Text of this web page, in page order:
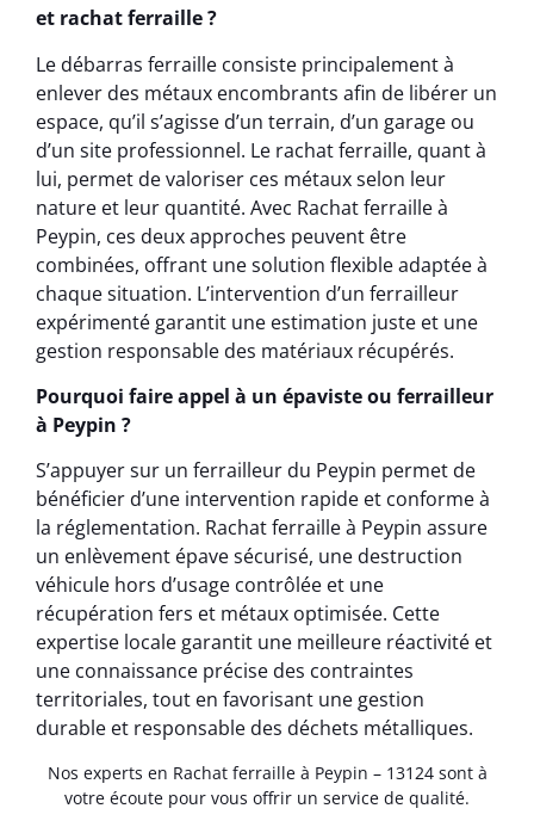
et rachat ferraille ?
Le débarras ferraille consiste principalement à
enlever des métaux encombrants afin de libérer un
espace, qu’il s’agisse d’un terrain, d’un garage ou
d’un site professionnel. Le rachat ferraille, quant à
lui, permet de valoriser ces métaux selon leur
nature et leur quantité. Avec Rachat ferraille à
Peypin, ces deux approches peuvent être
combinées, offrant une solution flexible adaptée à
chaque situation. L’intervention d’un ferrailleur
expérimenté garantit une estimation juste et une
gestion responsable des matériaux récupérés.
Pourquoi faire appel à un épaviste ou ferrailleur
à Peypin ?
S’appuyer sur un ferrailleur du Peypin permet de
bénéficier d’une intervention rapide et conforme à
la réglementation. Rachat ferraille à Peypin assure
un enlèvement épave sécurisé, une destruction
véhicule hors d’usage contrôlée et une
récupération fers et métaux optimisée. Cette
expertise locale garantit une meilleure réactivité et
une connaissance précise des contraintes
territoriales, tout en favorisant une gestion
durable et responsable des déchets métalliques.
Nos experts en Rachat ferraille à Peypin – 13124 sont à
votre écoute pour vous offrir un service de qualité.